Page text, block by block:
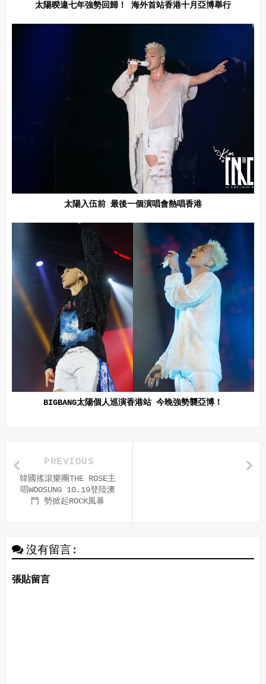
太陽暌違七年強勢回歸！ 海外首站香港十月亞博舉行
太陽入伍前 最後一個演唱會熱唱香港
BIGBANG太陽個人巡演香港站 今晚強勢襲亞博！
PREVIOUS
韓國搖滾樂團THE ROSE主
唱WOOSUNG 10.19登陸澳
門 勢掀起ROCK風暴
沒有留言:
張貼留言